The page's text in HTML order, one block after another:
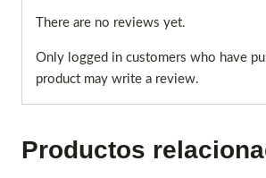
There are no reviews yet.
Only logged in customers who have
product may write a review.
Productos